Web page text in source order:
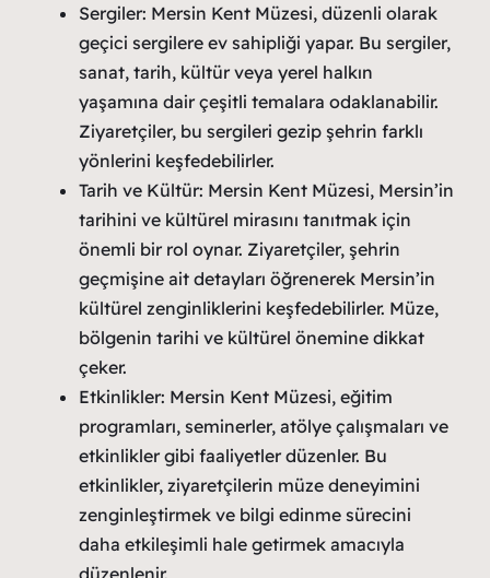
Sergiler: Mersin Kent Müzesi, düzenli olarak
geçici sergilere ev sahipliği yapar. Bu sergiler,
sanat, tarih, kültür veya yerel halkın
yaşamına dair çeşitli temalara odaklanabilir.
Ziyaretçiler, bu sergileri gezip şehrin farklı
yönlerini keşfedebilirler.
Tarih ve Kültür: Mersin Kent Müzesi, Mersin’in
tarihini ve kültürel mirasını tanıtmak için
önemli bir rol oynar. Ziyaretçiler, şehrin
geçmişine ait detayları öğrenerek Mersin’in
kültürel zenginliklerini keşfedebilirler. Müze,
bölgenin tarihi ve kültürel önemine dikkat
çeker.
Etkinlikler: Mersin Kent Müzesi, eğitim
programları, seminerler, atölye çalışmaları ve
etkinlikler gibi faaliyetler düzenler. Bu
etkinlikler, ziyaretçilerin müze deneyimini
zenginleştirmek ve bilgi edinme sürecini
daha etkileşimli hale getirmek amacıyla
düzenlenir.